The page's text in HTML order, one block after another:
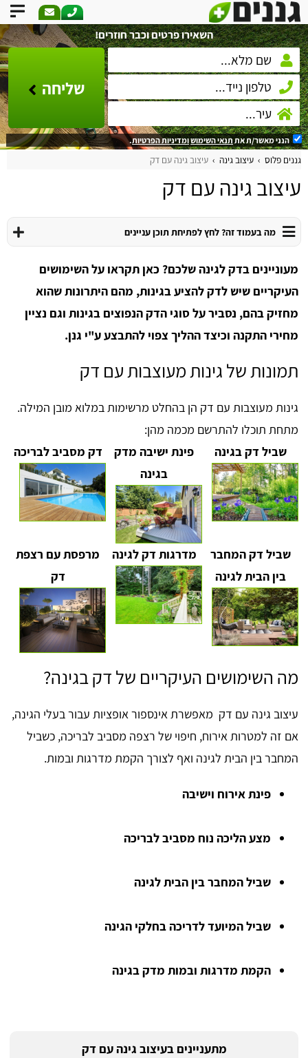
השאירו פרטים וכבר חוזרים!
שליחה
הנני מאשר/ת אתתנאי השימושומדיניות הפרטיות.
גננים פלוס עיצוב גינה עיצוב גינה עם דק
עיצוב גינה עם דק
מה בעמוד זה? לחץ לפתיחת תוכן עניינים
מעוניינים בדק לגינה שלכם? כאן תקראו על השימושים
העיקריים שיש לדק להציע בגינות, מהם היתרונות שהוא
מחזיק בהם, נסביר על סוגי הדק הנפוצים בגינות וגם נציין
מחירי התקנה וכיצד ההליך צפוי להתבצע ע"י גנן.
תמונות של גינות מעוצבות עם דק
גינות מעוצבות עם דק הן בהחלט מרשימות במלוא מובן המילה.
מתחת תוכלו להתרשם מכמה מהן:
שביל דק בגינה
פינת ישיבה מדק
בגינה
דק מסביב לבריכה
שביל דק המחבר
בין הבית לגינה
מדרגות דק לגינה
מרפסת עם רצפת
דק
מה השימושים העיקריים של דק בגינה?
עיצוב גינה עם דק מאפשרת אינספור אופציות עבור בעלי הגינה,
אם זה למטרות אירוח, חיפוי של רצפה מסביב לבריכה, כשביל
המחבר בין הבית לגינה ואף לצורך הקמת מדרגות ובמות.
פינת אירוח וישיבה
מצע הליכה נוח מסביב לבריכה
שביל המחבר בין הבית לגינה
שביל המיועד לדריכה בחלקי הגינה
הקמת מדרגות ובמות מדק בגינה
מתעניינים בעיצוב גינה עם דק